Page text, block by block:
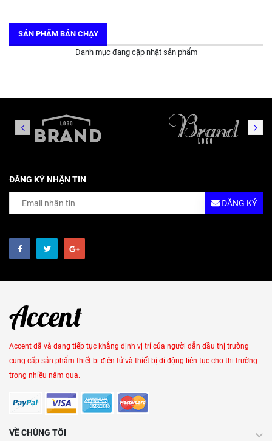
SẢN PHẨM BÁN CHẠY
Danh mục đang cập nhật sản phẩm
ĐĂNG KÝ NHẬN TIN
ĐĂNG KÝ
Accent đã và đang tiếp tục khẳng định vị trí của người dẫn đầu thị trường
cung cấp sản phẩm thiết bị điện tử và thiết bị di động liên tục cho thị trường
trong nhiều năm qua.
VỀ CHÚNG TÔI